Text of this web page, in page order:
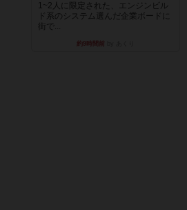
1~2人に限定された、エンジンビル
ド系のシステム選んだ企業ボードに
街で...
約9時間前